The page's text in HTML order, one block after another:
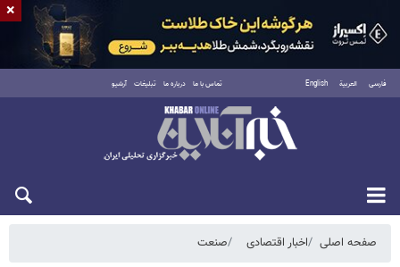
فارسی العربية English تماس با ما درباره ما تبلیغات آرشیو
شنبه ۱۷ مرداد ۱۴۰۵
صفحه اصلی اخبار اقتصادی صنعت
×